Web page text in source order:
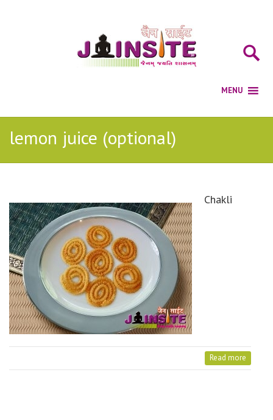
lemon juice (optional)
Chakli
Read more